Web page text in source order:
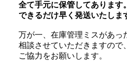
全て手元に保管してあります。
できるだけ早く発送いたしま
万が一、在庫管理ミスがあっ
相談させていただきますので、
ご協力をお願いします。